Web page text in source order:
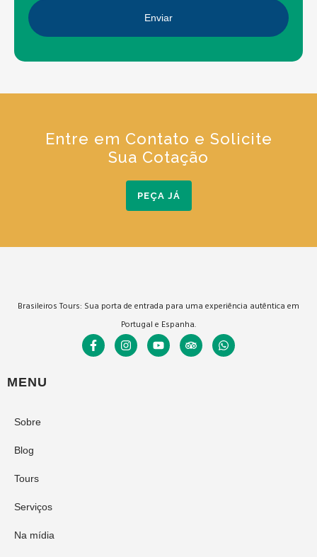
Enviar
Entre em Contato e Solicite
Sua Cotação
PEÇA JÁ
Brasileiros Tours: Sua porta de entrada para uma experiência autêntica em
Portugal e Espanha.
MENU
Sobre
Blog
Tours
Serviços
Na mídia